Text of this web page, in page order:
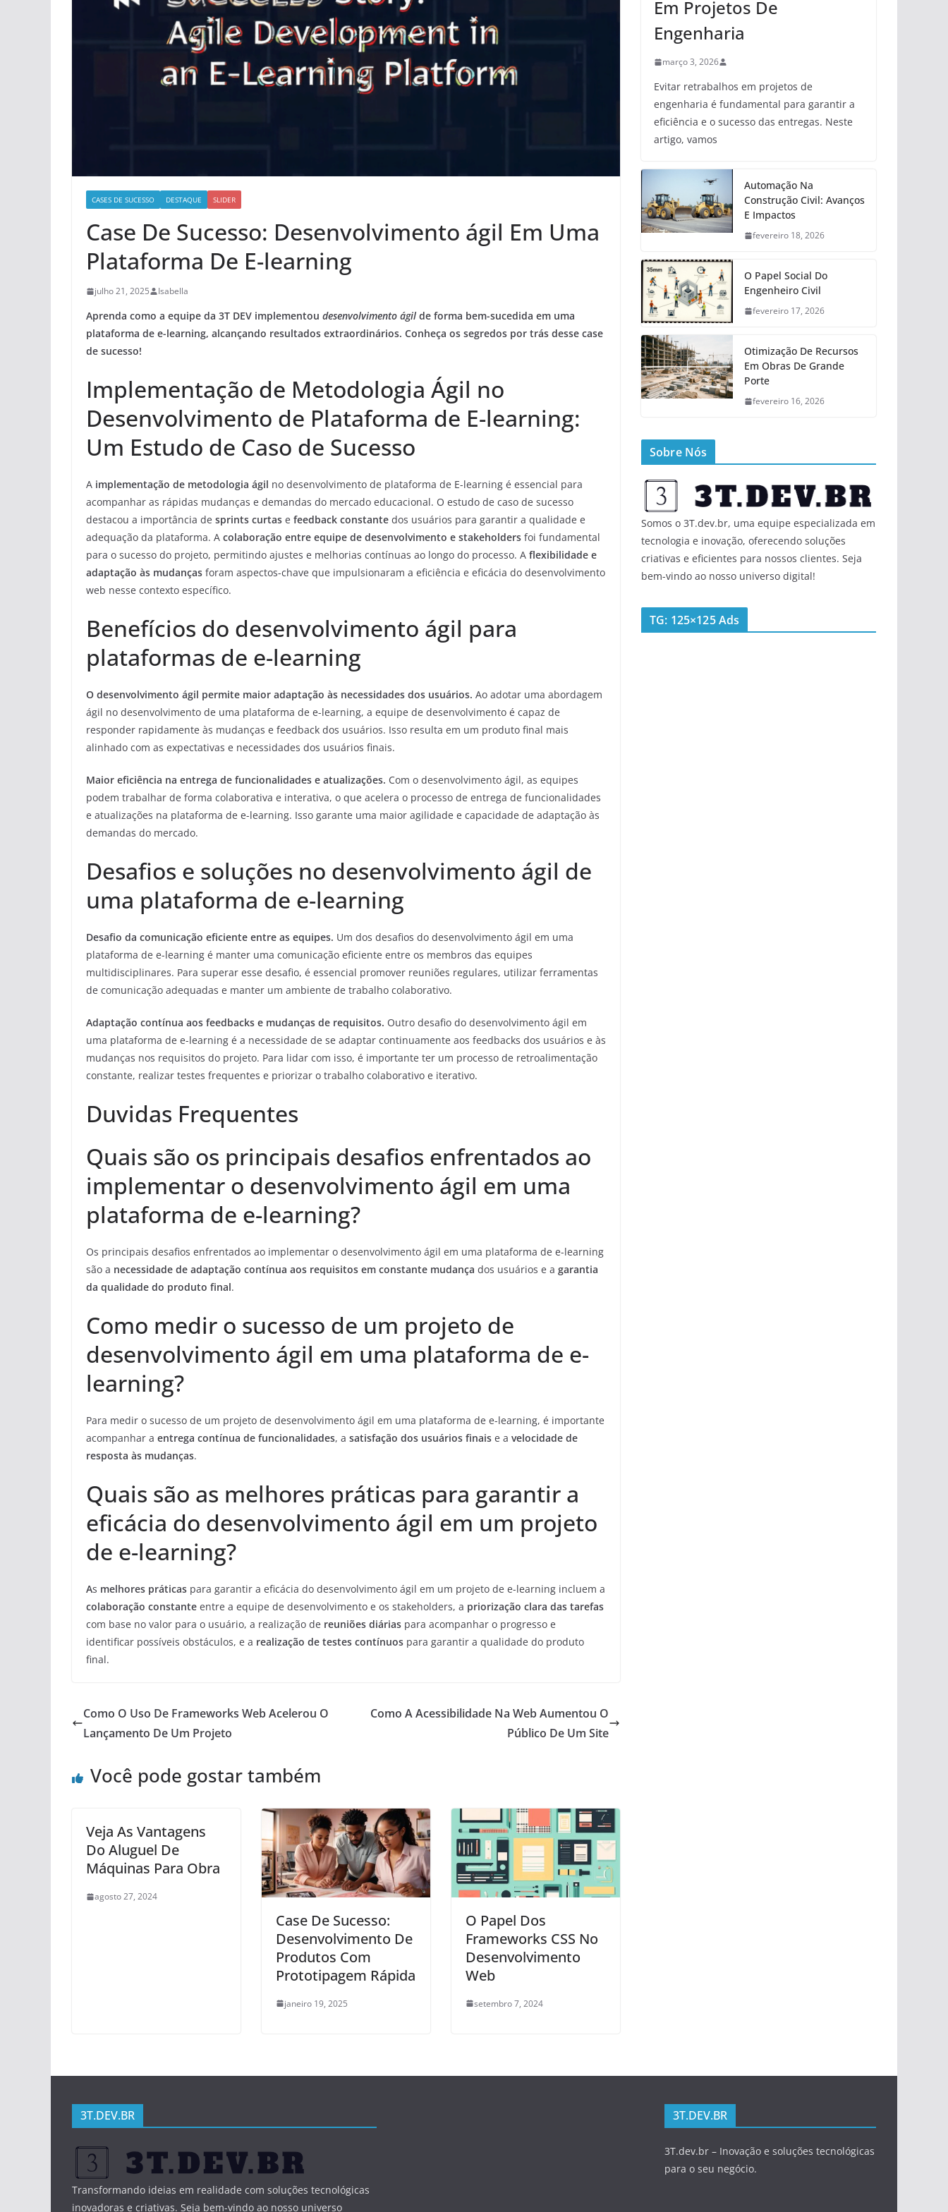
CASES DE SUCESSO DESTAQUE SLIDER
Case De Sucesso: Desenvolvimento ágil Em Uma
Plataforma De E-learning
julho 21, 2025 Isabella
Aprenda como a equipe da 3T DEV implementou desenvolvimento ágil de forma bem-sucedida em uma
plataforma de e-learning, alcançando resultados extraordinários. Conheça os segredos por trás desse case
de sucesso!
Implementação de Metodologia Ágil no
Desenvolvimento de Plataforma de E-learning:
Um Estudo de Caso de Sucesso
A implementação de metodologia ágil no desenvolvimento de plataforma de E-learning é essencial para
acompanhar as rápidas mudanças e demandas do mercado educacional. O estudo de caso de sucesso
destacou a importância de sprints curtas e feedback constante dos usuários para garantir a qualidade e
adequação da plataforma. A colaboração entre equipe de desenvolvimento e stakeholders foi fundamental
para o sucesso do projeto, permitindo ajustes e melhorias contínuas ao longo do processo. A flexibilidade e
adaptação às mudanças foram aspectos-chave que impulsionaram a eficiência e eficácia do desenvolvimento
web nesse contexto específico.
Benefícios do desenvolvimento ágil para
plataformas de e-learning
O desenvolvimento ágil permite maior adaptação às necessidades dos usuários. Ao adotar uma abordagem
ágil no desenvolvimento de uma plataforma de e-learning, a equipe de desenvolvimento é capaz de
responder rapidamente às mudanças e feedback dos usuários. Isso resulta em um produto final mais
alinhado com as expectativas e necessidades dos usuários finais.
Maior eficiência na entrega de funcionalidades e atualizações. Com o desenvolvimento ágil, as equipes
podem trabalhar de forma colaborativa e interativa, o que acelera o processo de entrega de funcionalidades
e atualizações na plataforma de e-learning. Isso garante uma maior agilidade e capacidade de adaptação às
demandas do mercado.
Desafios e soluções no desenvolvimento ágil de
uma plataforma de e-learning
Desafio da comunicação eficiente entre as equipes. Um dos desafios do desenvolvimento ágil em uma
plataforma de e-learning é manter uma comunicação eficiente entre os membros das equipes
multidisciplinares. Para superar esse desafio, é essencial promover reuniões regulares, utilizar ferramentas
de comunicação adequadas e manter um ambiente de trabalho colaborativo.
Adaptação contínua aos feedbacks e mudanças de requisitos. Outro desafio do desenvolvimento ágil em
uma plataforma de e-learning é a necessidade de se adaptar continuamente aos feedbacks dos usuários e às
mudanças nos requisitos do projeto. Para lidar com isso, é importante ter um processo de retroalimentação
constante, realizar testes frequentes e priorizar o trabalho colaborativo e iterativo.
Duvidas Frequentes
Quais são os principais desafios enfrentados ao
implementar o desenvolvimento ágil em uma
plataforma de e-learning?
Os principais desafios enfrentados ao implementar o desenvolvimento ágil em uma plataforma de e-learning
são a necessidade de adaptação contínua aos requisitos em constante mudança dos usuários e a garantia
da qualidade do produto final.
Como medir o sucesso de um projeto de
desenvolvimento ágil em uma plataforma de e-
learning?
Para medir o sucesso de um projeto de desenvolvimento ágil em uma plataforma de e-learning, é importante
acompanhar a entrega contínua de funcionalidades, a satisfação dos usuários finais e a velocidade de
resposta às mudanças.
Quais são as melhores práticas para garantir a
eficácia do desenvolvimento ágil em um projeto
de e-learning?
As melhores práticas para garantir a eficácia do desenvolvimento ágil em um projeto de e-learning incluem a
colaboração constante entre a equipe de desenvolvimento e os stakeholders, a priorização clara das tarefas
com base no valor para o usuário, a realização de reuniões diárias para acompanhar o progresso e
identificar possíveis obstáculos, e a realização de testes contínuos para garantir a qualidade do produto
final.
Como O Uso De Frameworks Web Acelerou O
Lançamento De Um Projeto
Como A Acessibilidade Na Web Aumentou O
Público De Um Site
Você pode gostar também
Veja As Vantagens
Do Aluguel De
Máquinas Para Obra
agosto 27, 2024
Case De Sucesso:
Desenvolvimento De
Produtos Com
Prototipagem Rápida
janeiro 19, 2025
O Papel Dos
Frameworks CSS No
Desenvolvimento
Web
setembro 7, 2024
Em Projetos De
Engenharia
março 3, 2026
Evitar retrabalhos em projetos de
engenharia é fundamental para garantir a
eficiência e o sucesso das entregas. Neste
artigo, vamos
Automação Na
Construção Civil: Avanços
E Impactos
fevereiro 18, 2026
O Papel Social Do
Engenheiro Civil
fevereiro 17, 2026
Otimização De Recursos
Em Obras De Grande
Porte
fevereiro 16, 2026
Sobre Nós
Somos o 3T.dev.br, uma equipe especializada em
tecnologia e inovação, oferecendo soluções
criativas e eficientes para nossos clientes. Seja
bem-vindo ao nosso universo digital!
TG: 125×125 Ads
3T.DEV.BR
Transformando ideias em realidade com soluções tecnológicas
inovadoras e criativas. Seja bem-vindo ao nosso universo
3T.DEV.BR
3T.dev.br – Inovação e soluções tecnológicas
para o seu negócio.